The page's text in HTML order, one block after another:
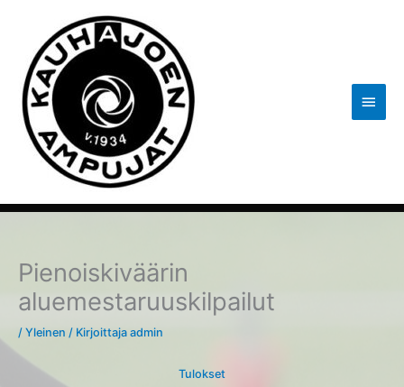
Pienoiskiväärin
aluemestaruuskilpailut
/ Yleinen / Kirjoittaja admin
Tulokset